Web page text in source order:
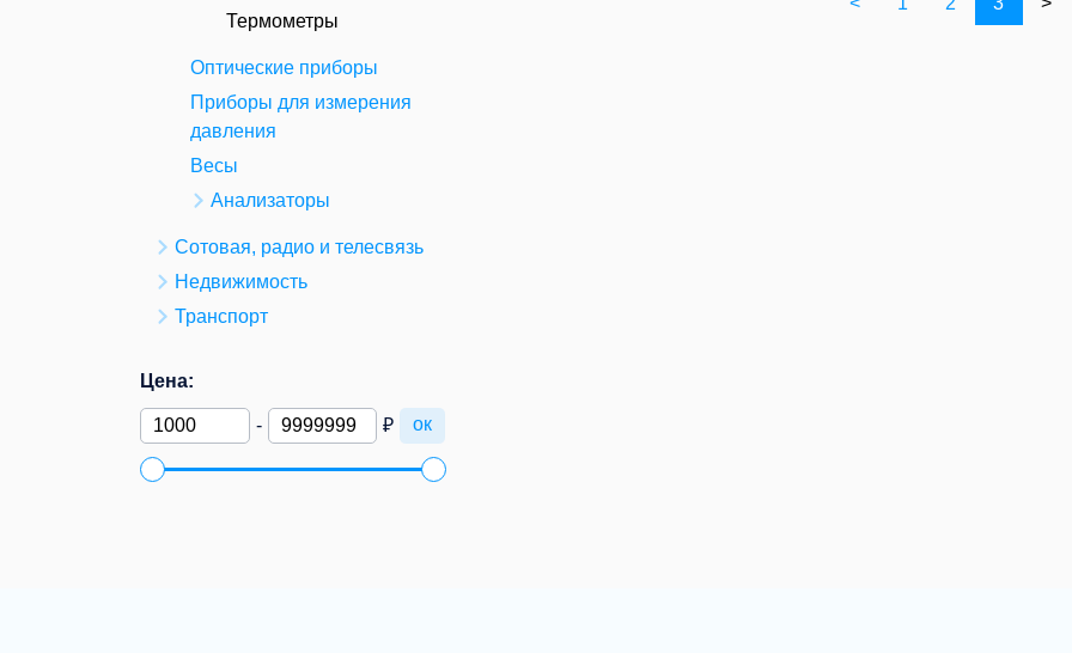
Термометры
Оптические приборы
Приборы для измерения
давления
Весы
Анализаторы
Сотовая, радио и телесвязь
Недвижимость
Транспорт
Цена:
- ₽ ок